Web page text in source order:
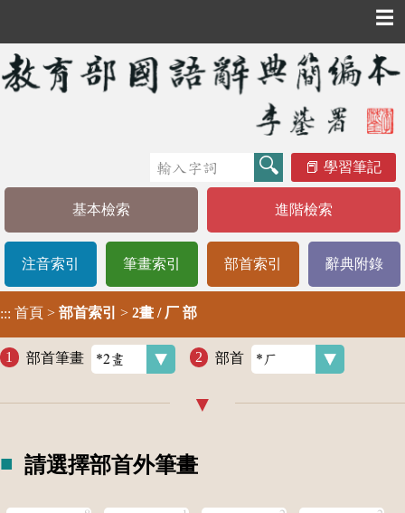
☰
學習筆記
基本檢索 進階檢索
注音索引 筆畫索引 部首索引 辭典附錄
::: 首頁 > 部首索引 > 2畫 / 厂 部
部首筆畫 部首
請選擇部首外筆畫